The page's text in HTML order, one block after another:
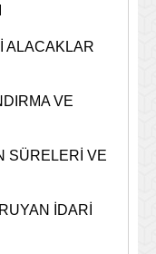
ALACAKLAR
VE
SÜRELERİ VE
İDARİ